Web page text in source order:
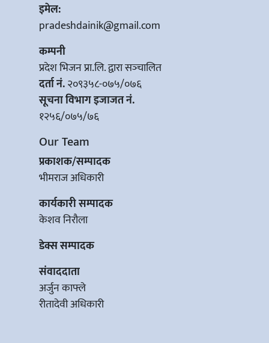
इमेल:
pradeshdainik@gmail.com
कम्पनी
प्रदेश भिजन प्रा.लि. द्वारा सञ्‍चालित
दर्ता नं.२०९३५८-०७५/०७६
सूचना विभाग इजाजत नं.
१२५६/०७५/७६
Our Team
प्रकाशक/सम्पादक
भीमराज अधिकारी
कार्यकारी सम्पादक
केशव निरौला
डेक्स सम्पादक
संवाददाता
अर्जुन काफ्ले
रीतादेवी अधिकारी